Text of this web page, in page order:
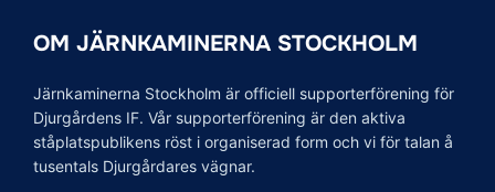
OM JÄRNKAMINERNA STOCKHOLM
Järnkaminerna Stockholm är officiell supporterförening för
Djurgårdens IF. Vår supporterförening är den aktiva
ståplatspublikens röst i organiserad form och vi för talan å
tusentals Djurgårdares vägnar.